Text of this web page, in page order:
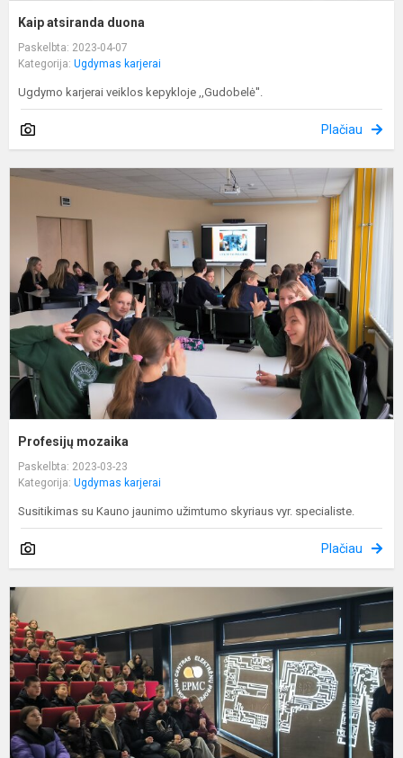
Kaip atsiranda duona
Paskelbta: 2023-04-07
Kategorija: Ugdymas karjerai
Ugdymo karjerai veiklos kepykloje ,,Gudobelė''.
Plačiau
Profesijų mozaika
Paskelbta: 2023-03-23
Kategorija: Ugdymas karjerai
Susitikimas su Kauno jaunimo užimtumo skyriaus vyr. specialiste.
Plačiau